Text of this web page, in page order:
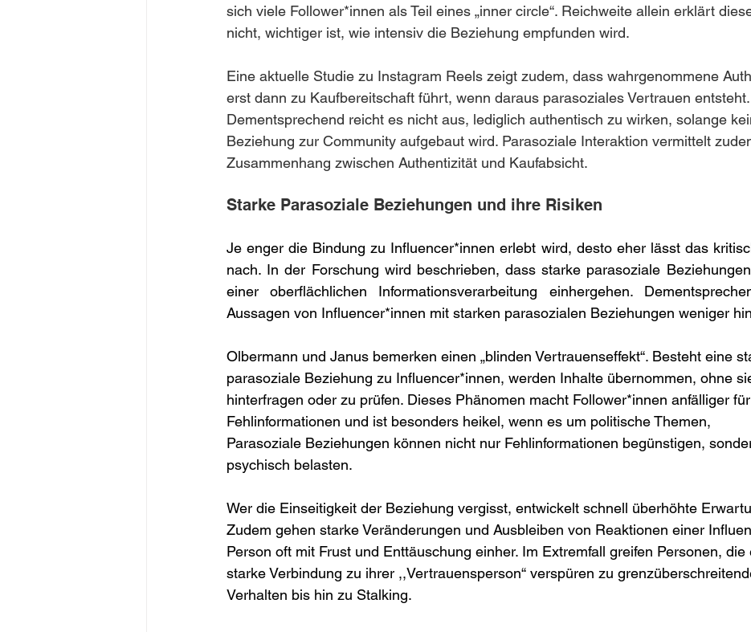
sich viele Follower*innen als Teil eines „inner circle“. Reichweite allein erklärt
nicht, wichtiger ist, wie intensiv die Beziehung empfunden wird.
Eine aktuelle Studie zu Instagram Reels zeigt zudem, dass wahrgenommene
erst dann zu Kaufbereitschaft führt, wenn daraus parasoziales Vertrauen entsteht.
Dementsprechend reicht es nicht aus, lediglich authentisch zu wirken, solange
Beziehung zur Community aufgebaut wird. Parasoziale Interaktion vermittelt
Zusammenhang zwischen Authentizität und Kaufabsicht.
Starke Parasoziale Beziehungen und ihre Risiken
Je enger die Bindung zu Influencer*innen erlebt wird, desto eher lässt das
nach. In der Forschung wird beschrieben, dass starke parasoziale
einer oberflächlichen Informationsverarbeitung einhergehen.
Aussagen von Influencer*innen mit starken parasozialen Beziehungen weniger
Olbermann und Janus bemerken einen „blinden Vertrauenseffekt“. Besteht eine
parasoziale Beziehung zu Influencer*innen, werden Inhalte übernommen, ohne
hinterfragen oder zu prüfen. Dieses Phänomen macht Follower*innen anfälliger für
Fehlinformationen und ist besonders heikel, wenn es um politische Themen,
Parasoziale Beziehungen können nicht nur Fehlinformationen begünstigen,
psychisch belasten.
Wer die Einseitigkeit der Beziehung vergisst, entwickelt schnell überhöhte
Zudem gehen starke Veränderungen und Ausbleiben von Reaktionen einer
Person oft mit Frust und Enttäuschung einher. Im Extremfall greifen Personen, die
starke Verbindung zu ihrer ,,Vertrauensperson“ verspüren zu
Verhalten bis hin zu Stalking.